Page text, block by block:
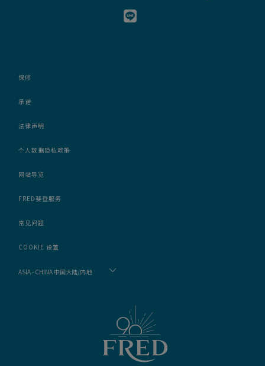
保修
承诺
法律声明
个人数据隐私政策
网站导览
FRED斐登服务
常见问题
COOKIE 设置
ASIA - CHINA 中国大陆/内地